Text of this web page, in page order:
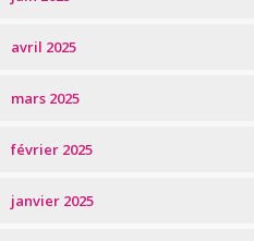
avril 2025
mars 2025
février 2025
janvier 2025